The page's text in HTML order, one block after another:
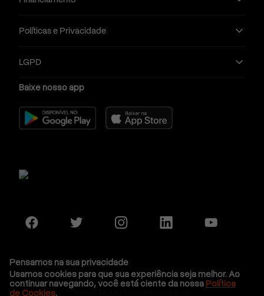
Políticas e Privacidade
LGPD
Baixe nosso app
Pensamos na sua privacidade
Usamos cookies para que sua experiência seja melhor. Ao
continuar navegando, você está ciente da nossa Política
de Cookies.